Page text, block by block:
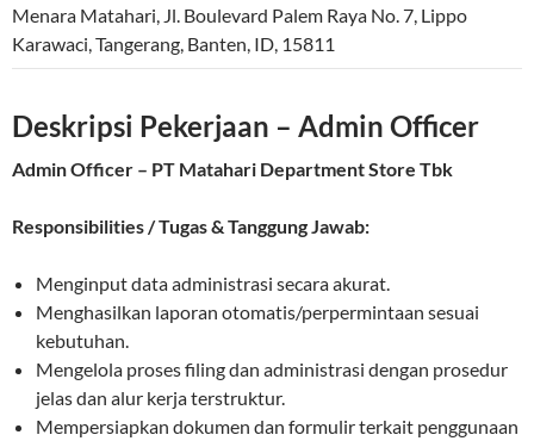
Menara Matahari, Jl. Boulevard Palem Raya No. 7, Lippo
Karawaci,Tangerang, Banten, ID, 15811
Deskripsi Pekerjaan – Admin Officer
Admin Officer – PT Matahari Department Store Tbk
Responsibilities / Tugas & Tanggung Jawab:
Menginput data administrasi secara akurat.
Menghasilkan laporan otomatis/perpermintaan sesuai
kebutuhan.
Mengelola proses filing dan administrasi dengan prosedur
jelas dan alur kerja terstruktur.
Mempersiapkan dokumen dan formulir terkait penggunaan